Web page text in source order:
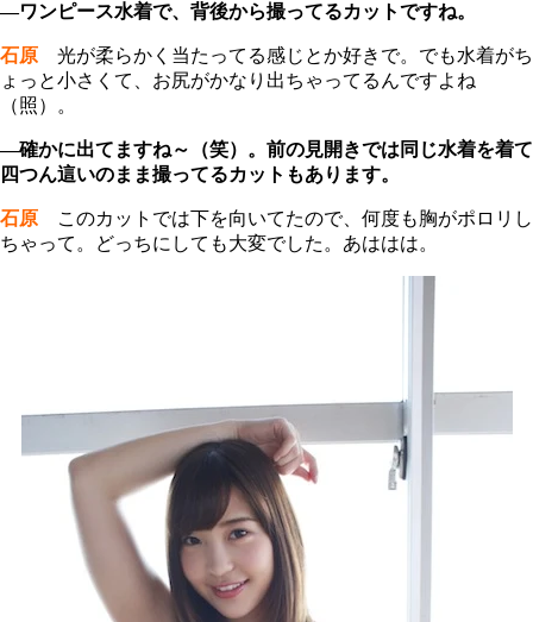
―ワンピース水着で、背後から撮ってるカットですね。
石原 光が柔らかく当たってる感じとか好きで。でも水着がち
ょっと小さくて、お尻がかなり出ちゃってるんですよね
（照）。
―確かに出てますね～（笑）。前の見開きでは同じ水着を着て
四つん這いのまま撮ってるカットもあります。
石原 このカットでは下を向いてたので、何度も胸がポロリし
ちゃって。どっちにしても大変でした。あははは。